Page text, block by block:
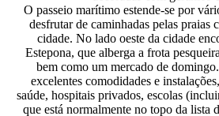
O passeio marítimo estende-se por
desfrutar de caminhadas pelas praias
cidade. No lado oeste da cidade
Estepona, que alberga a frota
bem como um mercado de
excelentes comodidades e
saúde, hospitais privados, escolas
que está normalmente no topo da lista